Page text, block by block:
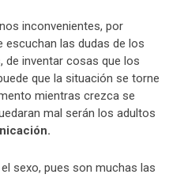
inconvenientes, por
escuchan las dudas de los
de inventar cosas que los
que la situación se torne
mientras crezca se
mal serán los adultos
sexo, pues son muchas las